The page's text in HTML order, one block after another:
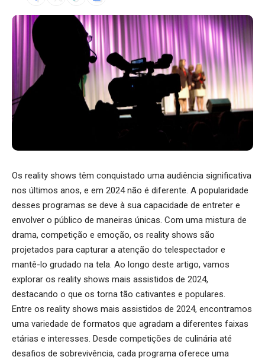
Os reality shows têm conquistado uma audiência significativa
nos últimos anos, e em 2024 não é diferente. A popularidade
desses programas se deve à sua capacidade de entreter e
envolver o público de maneiras únicas. Com uma mistura de
drama, competição e emoção, os reality shows são
projetados para capturar a atenção do telespectador e
mantê-lo grudado na tela. Ao longo deste artigo, vamos
explorar os reality shows mais assistidos de 2024,
destacando o que os torna tão cativantes e populares.
Entre os reality shows mais assistidos de 2024, encontramos
uma variedade de formatos que agradam a diferentes faixas
etárias e interesses. Desde competições de culinária até
desafios de sobrevivência, cada programa oferece uma